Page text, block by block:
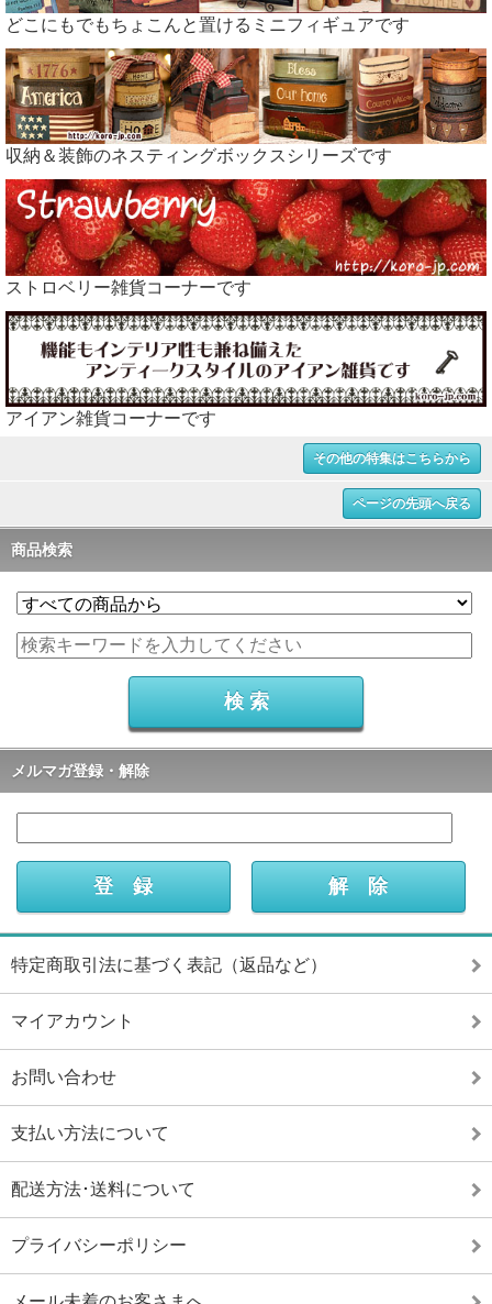
どこにもでもちょこんと置けるミニフィギュアです
収納＆装飾のネスティングボックスシリーズです
ストロベリー雑貨コーナーです
アイアン雑貨コーナーです
その他の特集はこちらから
ページの先頭へ戻る
商品検索
メルマガ登録・解除
特定商取引法に基づく表記（返品など）
マイアカウント
お問い合わせ
支払い方法について
配送方法･送料について
プライバシーポリシー